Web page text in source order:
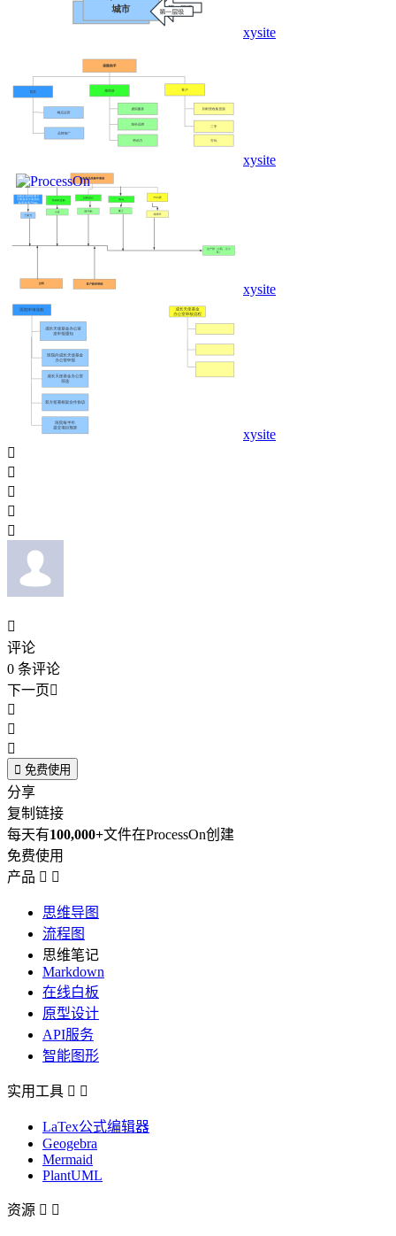
xysite
xysite
xysite
xysite






评论
0 条评论
下一页



 免费使用
分享
复制链接
每天有100,000+文件在ProcessOn创建
免费使用
产品  
思维导图
流程图
思维笔记
Markdown
在线白板
原型设计
API服务
智能图形
实用工具  
LaTex公式编辑器
Geogebra
Mermaid
PlantUML
资源  